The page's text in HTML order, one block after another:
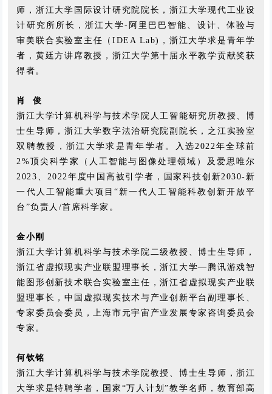
师，浙江大学国际设计研究院院长，浙江大学现代工业设
计研究所所长，浙江大学-阿里巴巴智能、设计、体验与
审美联合实验室主任（IDEA Lab)，浙江大学求是青年学
者，黄廷方讲席教授，浙江大学第十届永平教学贡献奖获
得者。
肖 俊
浙江大学计算机科学与技术学院人工智能研究所教授、博
士生导师，浙江大学数字法治研究院副院长，之江实验室
双聘教授，浙江大学求是青年学者。入选2022年全球前
2%顶尖科学家（人工智能与图像处理领域）及爱思唯尔
2023、2022年度中国高被引学者，国家科技创新2030-新
一代人工智能重大项目“新一代人工智能科教创新开放平
台”负责人/首席科学家。
金小刚
浙江大学计算机科学与技术学院二级教授、博士生导师，
浙江省虚拟现实产业联盟理事长，浙江大学—腾讯游戏智
能图形创新技术联合实验室主任，浙江省虚拟现实产业联
盟理事长，中国虚拟现实技术与产业创新平台副理事长、
专家委员会委员，上海市元宇宙产业发展专家咨询委员会
专家。
何钦铭
浙江大学计算机科学与技术学院教授、博士生导师，浙江
大学求是特聘学者，国家“万人计划”教学名师，教育部高